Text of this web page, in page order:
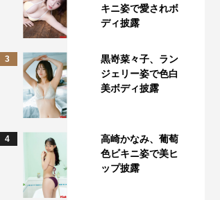
キニ姿で愛されボ
ディ披露
3
黒嵜菜々子、ラン
ジェリー姿で色白
美ボディ披露
4
高崎かなみ、葡萄
色ビキニ姿で美ヒ
ップ披露